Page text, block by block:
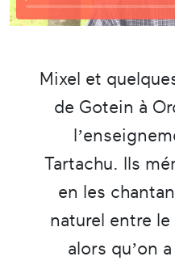
Mixel et
de Gotein à
Tartachu. Ils
en les
naturel entre
alors qu’on